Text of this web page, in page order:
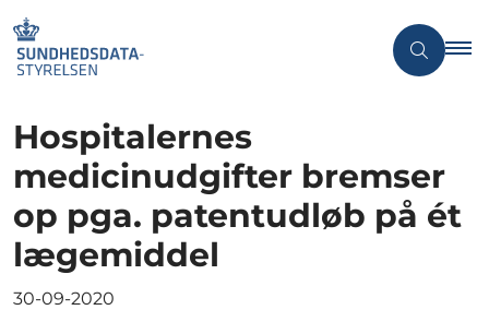
Hospitalernes
medicinudgifter bremser
op pga. patentudløb på ét
lægemiddel
30-09-2020